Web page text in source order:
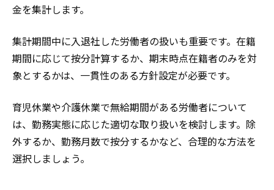
金を集計します。
集計期間中に入退社した労働者の扱いも重要です。在籍
期間に応じて按分計算するか、期末時点在籍者のみを対
象とするかは、一貫性のある方針設定が必要です。
育児休業や介護休業で無給期間がある労働者について
は、勤務実態に応じた適切な取り扱いを検討します。除
外するか、勤務月数で按分するかなど、合理的な方法を
選択しましょう。